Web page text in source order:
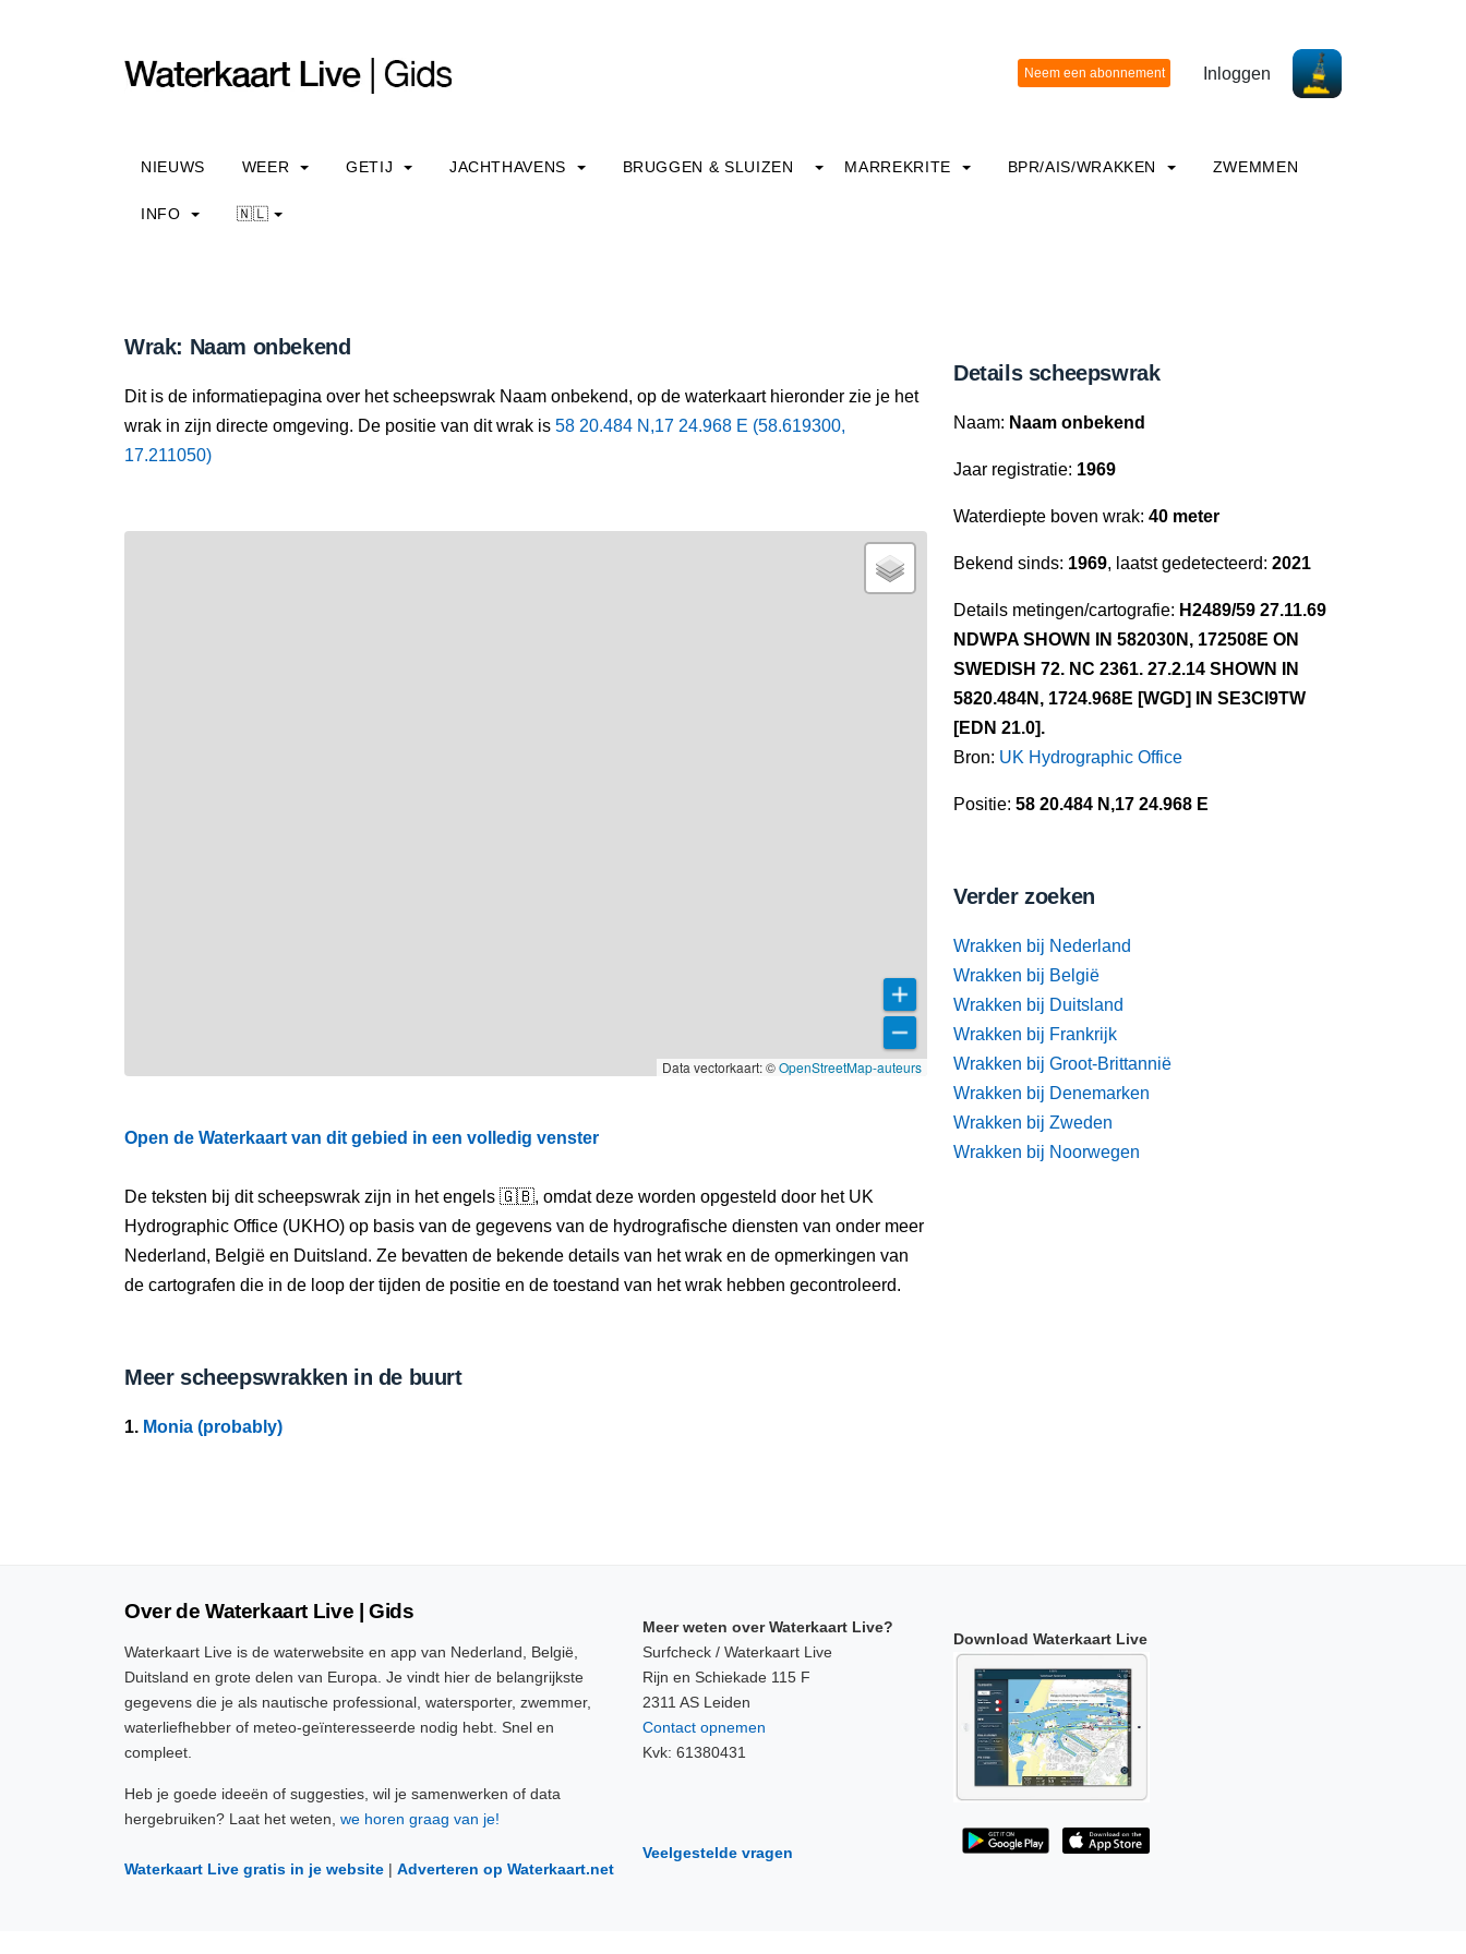
Inloggen
NIEUWS WEER GETIJ JACHTHAVENS BRUGGEN & SLUIZEN MARREKRITE BPR/AIS/WRAKKEN ZWEMMEN
INFO 🇳🇱
Wrak: Naam onbekend
Dit is de informatiepagina over het scheepswrak Naam onbekend, op de waterkaart hieronder zie je het
wrak in zijn directe omgeving. De positie van dit wrak is 58 20.484 N,17 24.968 E (58.619300,
17.211050)
Data vectorkaart: ©OpenStreetMap-auteurs
Open de Waterkaart van dit gebied in een volledig venster
De teksten bij dit scheepswrak zijn in het engels 🇬🇧, omdat deze worden opgesteld door het UK
Hydrographic Office (UKHO) op basis van de gegevens van de hydrografische diensten van onder meer
Nederland, België en Duitsland. Ze bevatten de bekende details van het wrak en de opmerkingen van
de cartografen die in de loop der tijden de positie en de toestand van het wrak hebben gecontroleerd.
Meer scheepswrakken in de buurt
1. Monia (probably)
Details scheepswrak
Naam: Naam onbekend
Jaar registratie: 1969
Waterdiepte boven wrak: 40 meter
Bekend sinds: 1969, laatst gedetecteerd: 2021
Details metingen/cartografie: H2489/59 27.11.69
NDWPA SHOWN IN 582030N, 172508E ON
SWEDISH 72. NC 2361. 27.2.14 SHOWN IN
5820.484N, 1724.968E [WGD] IN SE3CI9TW
[EDN 21.0].
Bron: UK Hydrographic Office
Positie: 58 20.484 N,17 24.968 E
Verder zoeken
Wrakken bij Nederland
Wrakken bij België
Wrakken bij Duitsland
Wrakken bij Frankrijk
Wrakken bij Groot-Brittannië
Wrakken bij Denemarken
Wrakken bij Zweden
Wrakken bij Noorwegen
Over de Waterkaart Live | Gids
Waterkaart Live is de waterwebsite en app van Nederland, België,
Duitsland en grote delen van Europa. Je vindt hier de belangrijkste
gegevens die je als nautische professional, watersporter, zwemmer,
waterliefhebber of meteo-geïnteresseerde nodig hebt. Snel en
compleet.
Heb je goede ideeën of suggesties, wil je samenwerken of data
hergebruiken? Laat het weten, we horen graag van je!
Waterkaart Live gratis in je website | Adverteren op Waterkaart.net
Meer weten over Waterkaart Live?
Surfcheck / Waterkaart Live
Rijn en Schiekade 115 F
2311 AS Leiden
Contact opnemen
Kvk: 61380431
Veelgestelde vragen
Download Waterkaart Live